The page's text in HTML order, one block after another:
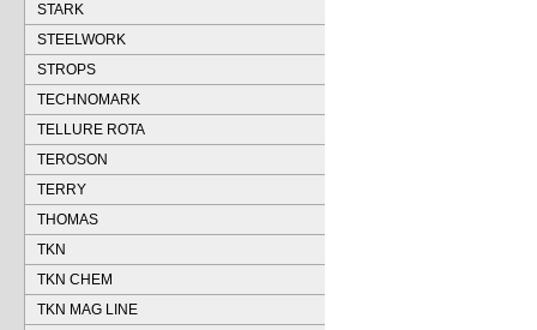
STARK
STEELWORK
STROPS
TECHNOMARK
TELLURE ROTA
TEROSON
TERRY
THOMAS
TKN
TKN CHEM
TKN MAG LINE